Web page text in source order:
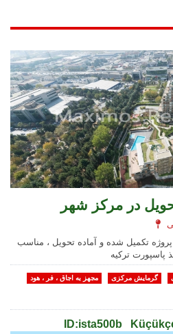
در مرکز شهر
پروژه تکمیل شده و آماده تحویل ، مناسب
پاسپورت ترکیه
مجهز به اجاق ، فر ، هود گرمایش مرکزی
ID:ista500b